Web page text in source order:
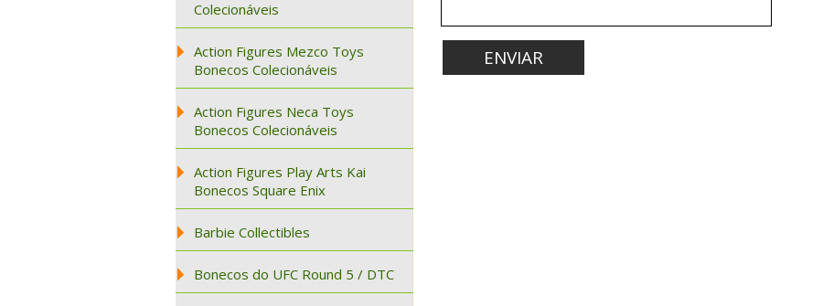
Colecionáveis
Action Figures Mezco Toys
Bonecos Colecionáveis
Action Figures Neca Toys
Bonecos Colecionáveis
Action Figures Play Arts Kai
Bonecos Square Enix
Barbie Collectibles
Bonecos do UFC Round 5 / DTC